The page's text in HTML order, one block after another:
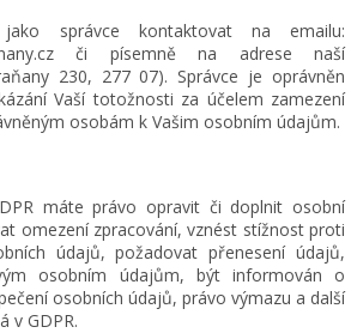
správce kontaktovat na emailu:
či písemně na adrese naší
230, 277 07). Správce je oprávněn
Vaší totožnosti za účelem zamezení
osobám k Vašim osobním údajům.
máte právo opravit či doplnit osobní
omezení zpracování, vznést stížnost proti
údajů, požadovat přenesení údajů,
osobním údajům, být informován o
osobních údajů, právo výmazu a další
v GDPR.